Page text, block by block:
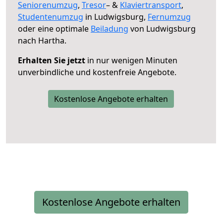
Seniorenumzug, Tresor– & Klaviertransport,
Studentenumzug in Ludwigsburg, Fernumzug
oder eine optimale Beiladung von Ludwigsburg
nach Hartha.
Erhalten Sie jetzt in nur wenigen Minuten
unverbindliche und kostenfreie Angebote.
Kostenlose Angebote erhalten
Kostenlose Angebote erhalten